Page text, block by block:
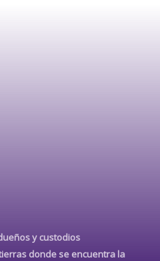
y custodios
donde se encuentra la